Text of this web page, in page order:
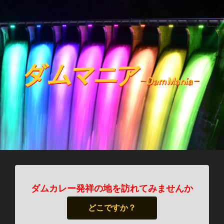
ダムカレー発祥の地を訪れてみませんか
どこですか？